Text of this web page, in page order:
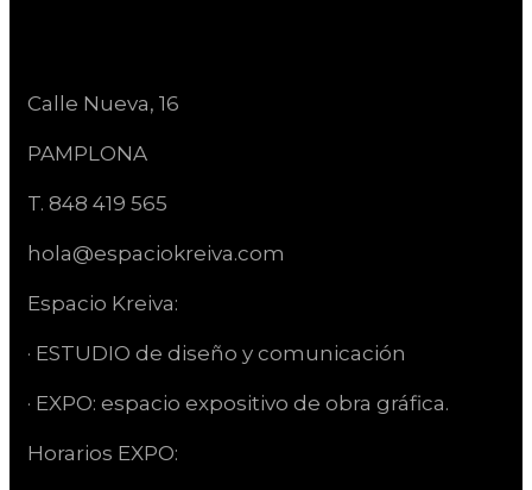
Calle Nueva, 16
PAMPLONA
T. 848 419 565
hola@espaciokreiva.com
Espacio Kreiva:
· ESTUDIO de diseño y comunicación
· EXPO: espacio expositivo de obra gráfica.
Horarios EXPO: